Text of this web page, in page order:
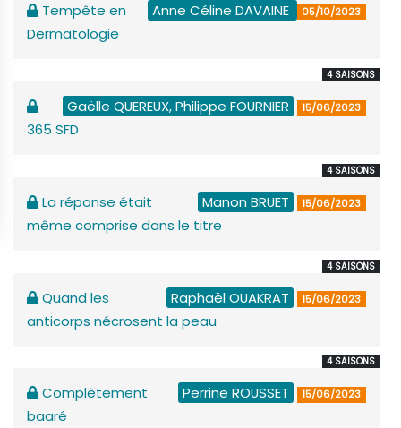
Anne Céline DAVAINE 05/10/2023
Tempête en
Dermatologie
4 SAISONS
Gaëlle QUEREUX, Philippe FOURNIER 15/06/2023
365 SFD
4 SAISONS
Manon BRUET 15/06/2023
La réponse était
même comprise dans le titre
4 SAISONS
Raphaël OUAKRAT 15/06/2023
Quand les
anticorps nécrosent la peau
4 SAISONS
Perrine ROUSSET 15/06/2023
Complètement
baaré